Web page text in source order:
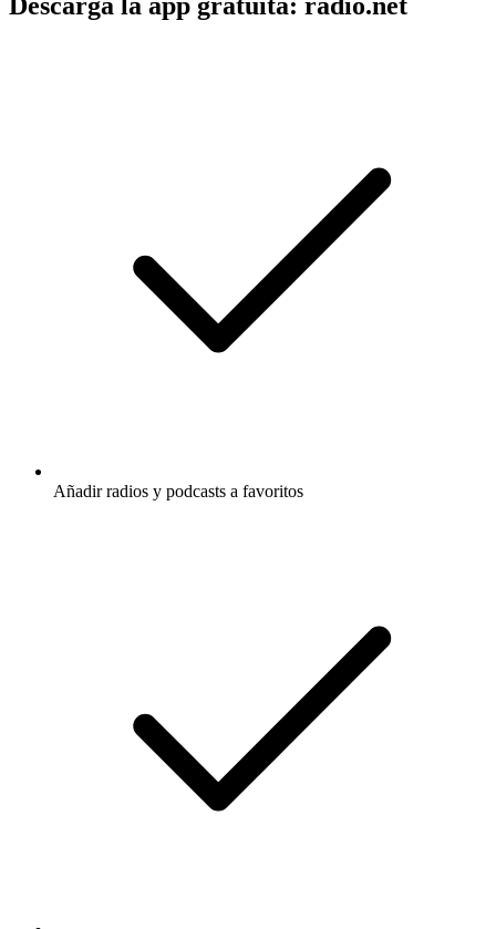
Añadir radios y podcasts a favoritos